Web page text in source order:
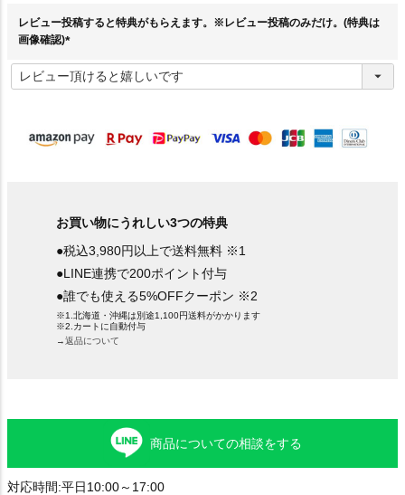
レビュー投稿すると特典がもらえます。※レビュー投稿のみだけ。(特典は
画像確認)
必
須
お買い物にうれしい3つの特典
●税込3,980円以上で送料無料 ※1
●LINE連携で200ポイント付与
●誰でも使える5%OFFクーポン ※2
※1.北海道・沖縄は別途1,100円送料がかかります
※2.カートに自動付与
→返品について
商品についての相談をする
対応時間:平日10:00～17:00